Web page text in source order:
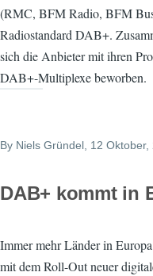
(RMC, BFM Radio, BFM
Radiostandard DAB+.
sich die Anbieter mit ihren
DAB+-Multiplexe beworben.
By Niels Gründel, 12 Oktober,
DAB+ kommt in
Immer mehr Länder in
mit dem Roll-Out neuer